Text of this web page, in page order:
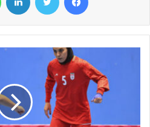
در دیداری خانگی برابر پالایش گاز
دیدارها، ایساتیس کران فارس و
هیات فوتبال البرز هم برابر کانی
بمی‌ها دهمین برد فصل را در خانه جشن
شاگردانمرضیه جعفریبعد از کسب
کردستان و آوا تهران، در آستانه